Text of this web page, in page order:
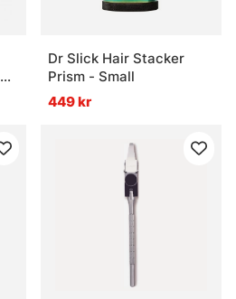
Dr Slick Hair Stacker
Prism - Small
449 kr